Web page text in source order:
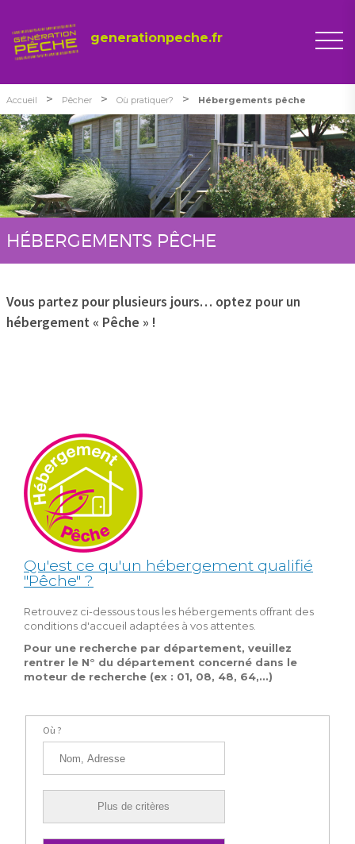
generationpeche.fr
Accueil > Pêcher > Où pratiquer? > Hébergements pêche
HÉBERGEMENTS PÊCHE
Vous partez pour plusieurs jours… optez pour un
hébergement « Pêche » !
Qu'est ce qu'un hébergement qualifié
"Pêche" ?
Retrouvez ci-dessous tous les hébergements offrant des
conditions d'accueil adaptées à vos attentes.
Pour une recherche par département, veuillez
rentrer le N° du département concerné dans le
moteur de recherche (ex : 01, 08, 48, 64,...)
Où ?